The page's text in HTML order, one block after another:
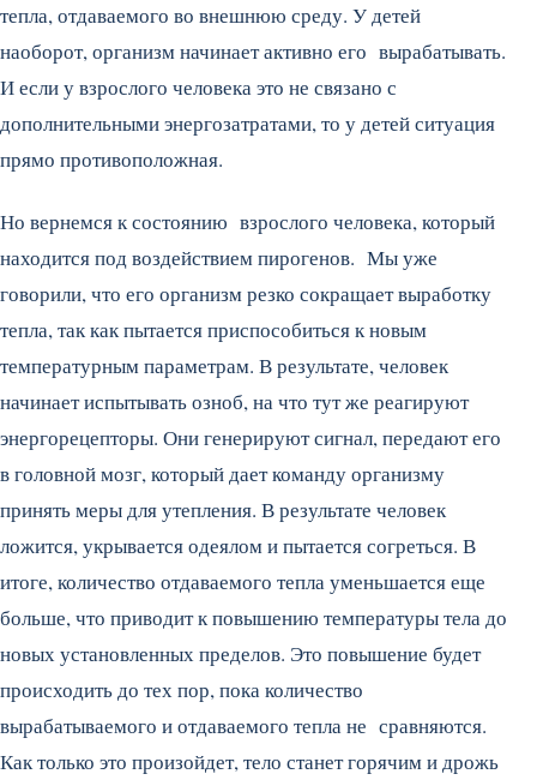
тепла, отдаваемого во внешнюю среду. У детей
наоборот, организм начинает активно его вырабатывать.
И если у взрослого человека это не связано с
дополнительными энергозатратами, то у детей ситуация
прямо противоположная.
Но вернемся к состоянию взрослого человека, который
находится под воздействием пирогенов. Мы уже
говорили, что его организм резко сокращает выработку
тепла, так как пытается приспособиться к новым
температурным параметрам. В результате, человек
начинает испытывать озноб, на что тут же реагируют
энергорецепторы. Они генерируют сигнал, передают его
в головной мозг, который дает команду организму
принять меры для утепления. В результате человек
ложится, укрывается одеялом и пытается согреться. В
итоге, количество отдаваемого тепла уменьшается еще
больше, что приводит к повышению температуры тела до
новых установленных пределов. Это повышение будет
происходить до тех пор, пока количество
вырабатываемого и отдаваемого тепла не сравняются.
Как только это произойдет, тело станет горячим и дрожь